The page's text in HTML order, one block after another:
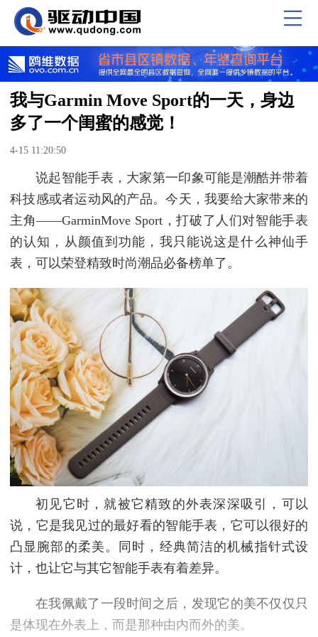
我与Garmin Move Sport的一天，身边
多了一个闺蜜的感觉！
4-15 11:20:50
说起智能手表，大家第一印象可能是潮酷并带着
科技感或者运动风的产品。今天，我要给大家带来的
主角——GarminMove Sport，打破了人们对智能手表
的认知，从颜值到功能，我只能说这是什么神仙手
表，可以荣登精致时尚潮品必备榜单了。
初见它时，就被它精致的外表深深吸引，可以
说，它是我见过的最好看的智能手表，它可以很好的
凸显腕部的柔美。同时，经典简洁的机械指针式设
计，也让它与其它智能手表有着差异。
在我佩戴了一段时间之后，发现它的美不仅仅只
是体现在外表上，而是那种由内而外的美。